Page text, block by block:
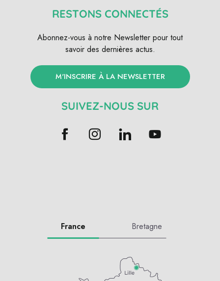
RESTONS CONNECTÉS
Abonnez-vous à notre Newsletter pour tout
savoir des dernières actus.
M'INSCRIRE À LA NEWSLETTER
SUIVEZ-NOUS SUR
France Bretagne